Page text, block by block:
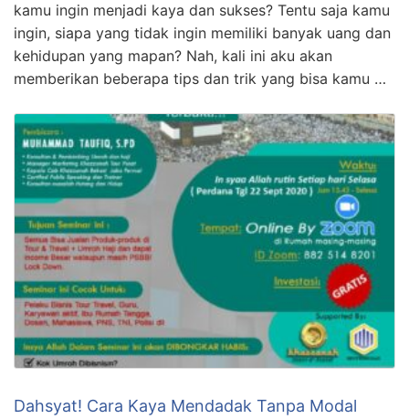
kamu ingin menjadi kaya dan sukses? Tentu saja kamu
ingin, siapa yang tidak ingin memiliki banyak uang dan
kehidupan yang mapan? Nah, kali ini aku akan
memberikan beberapa tips dan trik yang bisa kamu …
Dahsyat! Cara Kaya Mendadak Tanpa Modal